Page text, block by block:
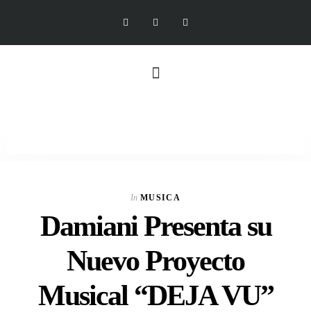
In MUSICA
Damiani Presenta su
Nuevo Proyecto
Musical “DEJA VU”